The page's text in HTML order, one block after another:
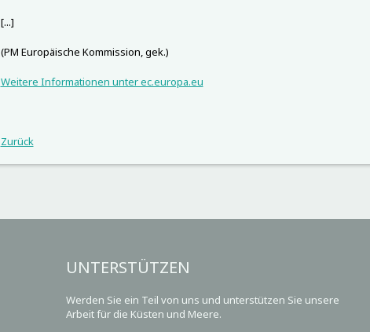
[...]
(PM Europäische Kommission, gek.)
Weitere Informationen unter ec.europa.eu
Zurück
UNTERSTÜTZEN
Werden Sie ein Teil von uns und unterstützen Sie unsere
Arbeit für die Küsten und Meere.